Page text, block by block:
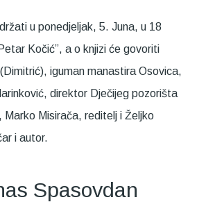
u ponedjeljak, 5. Juna, u 18
Kočić”, a o knjizi će govoriti
iguman manastira Osovica,
direktor Dječijeg pozorišta
Marko Misirača, reditelj i Željko
i autor.
Spasovdan